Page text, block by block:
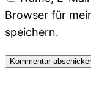
Browser für
speichern.